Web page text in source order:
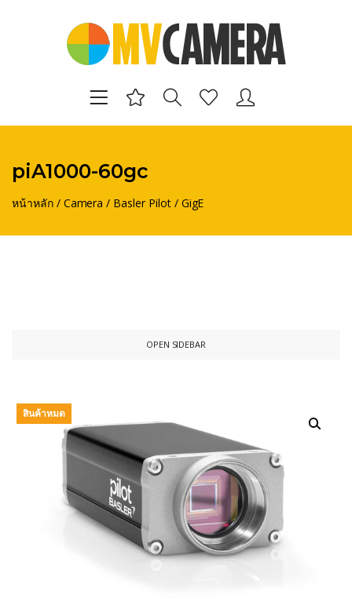
piA1000-60gc
หน้าหลัก/ Camera / Basler Pilot/ GigE
OPEN SIDEBAR
สินค้าหมด